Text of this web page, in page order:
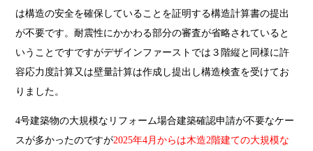
は構造の安全を確保していることを証明する構造計算書の提出
が不要です。耐震性にかかわる部分の審査が省略されていると
いうことですですがデザインファーストでは３階縦と同様に許
容応力度計算又は壁量計算は作成し提出し構造検査を受けてお
りました。
4号建築物の大規模なリフォーム場合建築確認申請が不要なケー
スが多かったのですが2025年4月からは木造2階建ての大規模な